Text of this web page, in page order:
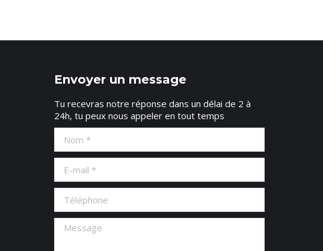
Envoyer un message
Tu recevras notre réponse dans un délai de 2 à
24h, tu peux nous appeler en tout temps
Téléphone
Message